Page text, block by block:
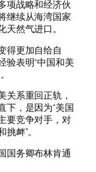
项战略和经济伙
继续从海湾国家
然气进口。
得更加自给自
验表明“中国和美
关系重回正轨，
下，是因为“美国
要竞争对手，对
衅”。
国务卿布林肯通